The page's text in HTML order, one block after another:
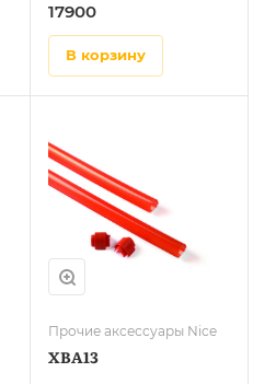
17900
в корзину
Прочие аксессуары Nice
XBA13